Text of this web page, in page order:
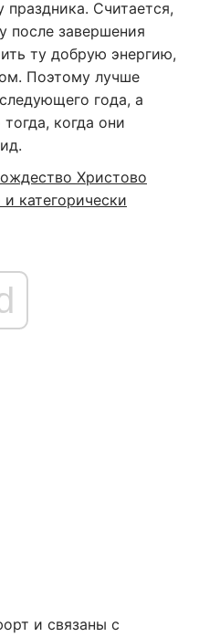
Считается,
после завершения
ту добрую энергию,
Поэтому лучше
года, а
когда они
Христово
категорически
и связаны с